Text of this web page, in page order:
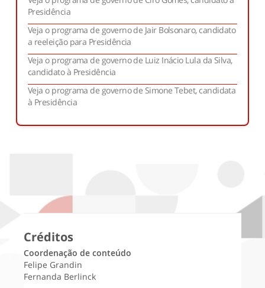
Santa Catarina
1º 2º
São Paulo
1º 2º
2º
Presidência
Veja o programa de governo de Jair Bolsonaro, candidato
a reeleição para Presidência
Veja o programa de governo de Luiz Inácio Lula da Silva,
candidato à Presidência
Veja o programa de governo de Simone Tebet, candidata
à Presidência
Créditos
Coordenação de conteúdo
Felipe Grandin
Fernanda Berlinck